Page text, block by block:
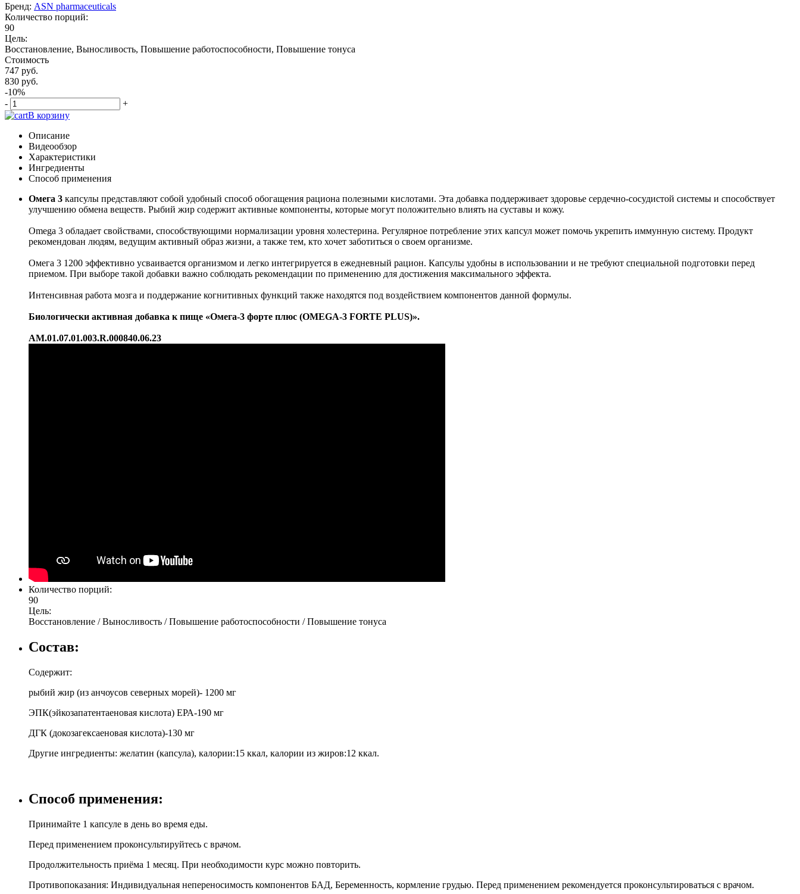
Бренд: ASN pharmaceuticals
Количество порций:
90
Цель:
Восстановление, Выносливость, Повышение работоспособности, Повышение тонуса
Стоимость
747 руб.
830 руб.
-10%
-
+
В корзину
Описание
Видеообзор
Характеристики
Ингредиенты
Способ применения
Омега 3 капсулы представляют собой удобный способ обогащения рациона полезными кислотами. Эта добавка поддерживает здоровье сердечно-сосудистой системы и способствует
улучшению обмена веществ. Рыбий жир содержит активные компоненты, которые могут положительно влиять на суставы и кожу.
Omega 3 обладает свойствами, способствующими нормализации уровня холестерина. Регулярное потребление этих капсул может помочь укрепить иммунную систему. Продукт
рекомендован людям, ведущим активный образ жизни, а также тем, кто хочет заботиться о своем организме.
Омега 3 1200 эффективно усваивается организмом и легко интегрируется в ежедневный рацион. Капсулы удобны в использовании и не требуют специальной подготовки перед
приемом. При выборе такой добавки важно соблюдать рекомендации по применению для достижения максимального эффекта.
Интенсивная работа мозга и поддержание когнитивных функций также находятся под воздействием компонентов данной формулы.
Биологически активная добавка к пище «Омега-3 форте плюс (OMEGA-3 FORTE PLUS)».
AM.01.07.01.003.R.000840.06.23
Количество порций:
90
Цель:
Восстановление / Выносливость / Повышение работоспособности / Повышение тонуса
Состав:
Содержит:
рыбий жир (из анчоусов северных морей)- 1200 мг
ЭПК(эйкозапатентаеновая кислота) ЕРА-190 мг
ДГК (докозагексаеновая кислота)-130 мг
Другие ингредиенты: желатин (капсула), калории:15 ккал, калории из жиров:12 ккал.
Способ применения:
Принимайте 1 капсуле в день во время еды.
Перед применением проконсультируйтесь с врачом.
Продолжительность приёма 1 месяц. При необходимости курс можно повторить.
Противопоказания: Индивидуальная непереносимость компонентов БАД, Беременность, кормление грудью. Перед применением рекомендуется проконсультироваться с врачом.